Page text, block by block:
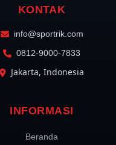
KONTAK
info@sportrik.com
0812-9000-7833
Jakarta, Indonesia
INFORMASI
Beranda